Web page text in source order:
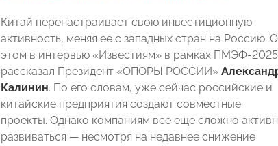
Китай перенастраивает свою инвестиционную
активность, меняя ее с западных стран на Россию.
этом в интервью «Известиям» в рамках ПМЭФ-2025
рассказал Президент «ОПОРЫ РОССИИ»
Калинин. По его словам, уже сейчас российские и
китайские предприятия создают совместные
проекты. Однако компаниям все еще сложно
развиваться — несмотря на недавнее снижение